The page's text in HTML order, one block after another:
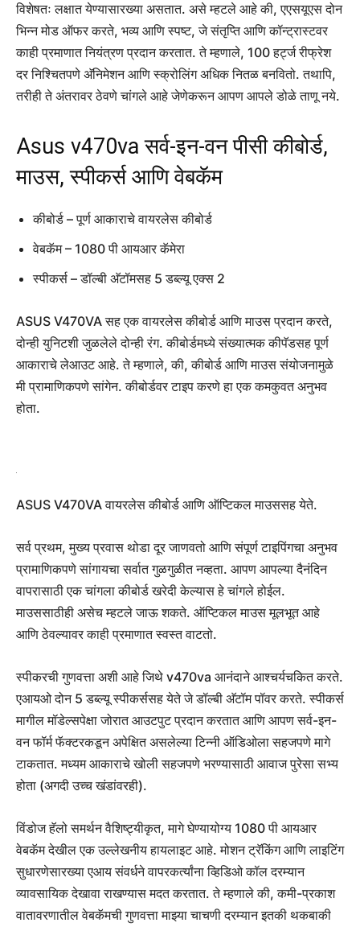
विशेषतः लक्षात येण्यासारख्या असतात. असे म्हटले आहे की, एएसयूएस दोन
भिन्न मोड ऑफर करते, भव्य आणि स्पष्ट, जे संतृप्ति आणि कॉन्ट्रास्टवर
काही प्रमाणात नियंत्रण प्रदान करतात. ते म्हणाले, 100 हर्ट्ज रीफ्रेश
दर निश्चितपणे अ‍ॅनिमेशन आणि स्क्रोलिंग अधिक नितळ बनवितो. तथापि,
तरीही ते अंतरावर ठेवणे चांगले आहे जेणेकरून आपण आपले डोळे ताणू नये.
Asus v470va सर्व-इन-वन पीसी कीबोर्ड,
माउस, स्पीकर्स आणि वेबकॅम
कीबोर्ड – पूर्ण आकाराचे वायरलेस कीबोर्ड
वेबकॅम – 1080 पी आयआर कॅमेरा
स्पीकर्स – डॉल्बी अ‍ॅटॉमसह 5 डब्ल्यू एक्स 2
ASUS V470VA सह एक वायरलेस कीबोर्ड आणि माउस प्रदान करते,
दोन्ही युनिटशी जुळलेले दोन्ही रंग. कीबोर्डमध्ये संख्यात्मक कीपॅडसह पूर्ण
आकाराचे लेआउट आहे. ते म्हणाले, की, कीबोर्ड आणि माउस संयोजनामुळे
मी प्रामाणिकपणे सांगेन. कीबोर्डवर टाइप करणे हा एक कमकुवत अनुभव
होता.
ASUS V470VA वायरलेस कीबोर्ड आणि ऑप्टिकल माउससह येते.
सर्व प्रथम, मुख्य प्रवास थोडा दूर जाणवतो आणि संपूर्ण टाइपिंगचा अनुभव
प्रामाणिकपणे सांगायचा सर्वात गुळगुळीत नव्हता. आपण आपल्या दैनंदिन
वापरासाठी एक चांगला कीबोर्ड खरेदी केल्यास हे चांगले होईल.
माउससाठीही असेच म्हटले जाऊ शकते. ऑप्टिकल माउस मूलभूत आहे
आणि ठेवल्यावर काही प्रमाणात स्वस्त वाटतो.
स्पीकरची गुणवत्ता अशी आहे जिथे v470va आनंदाने आश्चर्यचकित करते.
एआयओ दोन 5 डब्ल्यू स्पीकर्ससह येते जे डॉल्बी अ‍ॅटॉम पॉवर करते. स्पीकर्स
मागील मॉडेल्सपेक्षा जोरात आउटपुट प्रदान करतात आणि आपण सर्व-इन-
वन फॉर्म फॅक्टरकडून अपेक्षित असलेल्या टिन्नी ऑडिओला सहजपणे मागे
टाकतात. मध्यम आकाराचे खोली सहजपणे भरण्यासाठी आवाज पुरेसा सभ्य
होता (अगदी उच्च खंडांवरही).
विंडोज हॅलो समर्थन वैशिष्ट्यीकृत, मागे घेण्यायोग्य 1080 पी आयआर
वेबकॅम देखील एक उल्लेखनीय हायलाइट आहे. मोशन ट्रॅकिंग आणि लाइटिंग
सुधारणेसारख्या एआय संवर्धने वापरकर्त्यांना व्हिडिओ कॉल दरम्यान
व्यावसायिक देखावा राखण्यास मदत करतात. ते म्हणाले की, कमी-प्रकाश
वातावरणातील वेबकॅमची गुणवत्ता माझ्या चाचणी दरम्यान इतकी थकबाकी